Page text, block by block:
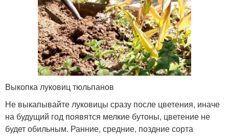
Выкопка луковиц тюльпанов
Не выкапывайте луковицы сразу после цветения, иначе
на будущий год появятся мелкие бутоны, цветение не
будет обильным. Ранние, средние, поздние сорта